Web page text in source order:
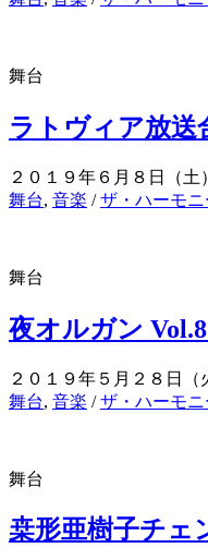
舞台
ラトヴィア放送
２０１９年６月８日（土）
舞台, 音楽 /ザ・ハーモニ
舞台
夜オルガン
２０１９年５月２８日（
舞台, 音楽 /ザ・ハーモニ
舞台
桒形亜樹子チェ